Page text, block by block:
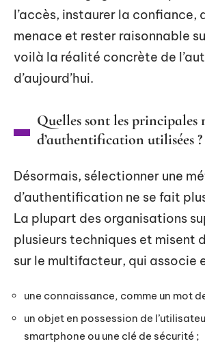
l’accès, instaurer la confiance,
menace et rester raisonnable
voilà la réalité concrète de
d’aujourd’hui.
Quelles sont les principales
d’authentification utilisées ?
Désormais, sélectionner une
d’authentification ne se fait
La plupart des organisations
plusieurs techniques et misent
sur le multifacteur, qui associe
une connaissance, comme un mot
un objet en possession de
smartphone ou une clé de sécurité ;